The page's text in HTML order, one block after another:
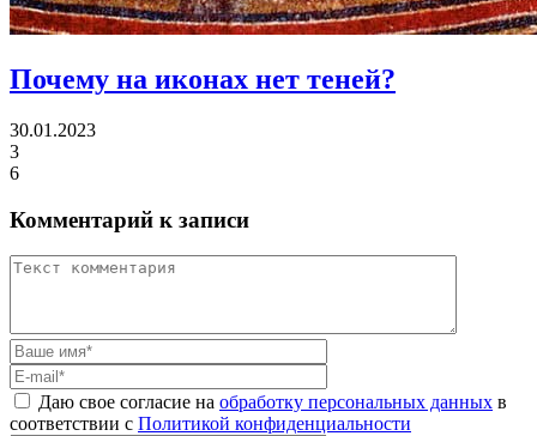
Почему на иконах нет теней?
30.01.2023
3
6
Комментарий к записи
Даю свое согласие на обработку персональных данных в
соответствии с Политикой конфиденциальности